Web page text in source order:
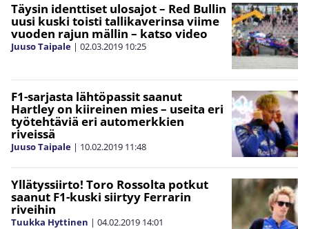
Täysin identtiset ulosajot – Red Bullin
uusi kuski toisti tallikaverinsa viime
vuoden rajun mällin – katso video
Juuso Taipale | 02.03.2019 10:25
F1-sarjasta lähtöpassit saanut
Hartley on kiireinen mies – useita eri
työtehtäviä eri automerkkien
riveissä
Juuso Taipale | 10.02.2019 11:48
Yllätyssiirto! Toro Rossolta potkut
saanut F1-kuski siirtyy Ferrarin
riveihin
Tuukka Hyttinen | 04.02.2019 14:01